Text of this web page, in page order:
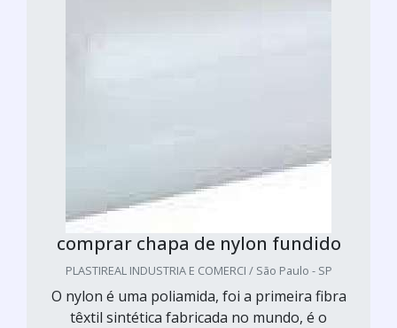
comprar chapa de nylon fundido
PLASTIREAL INDUSTRIA E COMERCI / São Paulo - SP
O nylon é uma poliamida, foi a primeira fibra
têxtil sintética fabricada no mundo, é o